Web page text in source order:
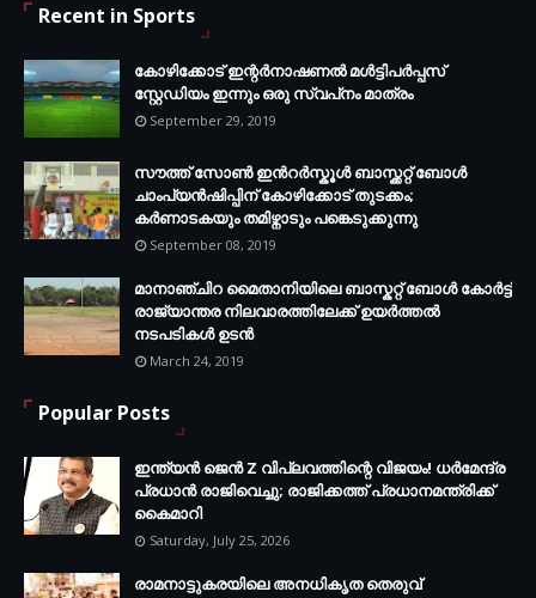
Recent in Sports
കോഴിക്കോട് ഇന്റര്‍നാഷണല്‍ മള്‍ട്ടിപര്‍പ്പസ്
സ്റ്റേഡിയം ഇന്നും ഒരു സ്വപ്‌നം മാത്രം
September 29, 2019
സൗത്ത് സോണ്‍ ഇന്‍റര്‍സ്കൂള്‍ ബാസ്ക്കറ്റ് ബോൾ
ചാംപ്യന്‍ഷിപ്പിന് കോഴിക്കോട് തുടക്കം;
കർണാടകയും തമിഴ്നാടും പങ്കെടുക്കുന്നു
September 08, 2019
മാനാഞ്ചിറ മൈതാനിയിലെ ബാസ്കറ്റ് ബോള്‍ കോര്‍ട്ട്
രാജ്യാന്തര നിലവാരത്തിലേക്ക് ഉയര്‍ത്തൽ
നടപടികള്‍ ഉടന്‍
March 24, 2019
Popular Posts
ഇന്ത്യൻ ജെൻ Z വിപ്ലവത്തിന്റെ വിജയം! ധർമേന്ദ്ര
പ്രധാൻ രാജിവെച്ചു; രാജിക്കത്ത് പ്രധാനമന്ത്രിക്ക്
കൈമാറി
Saturday, July 25, 2026
രാമനാട്ടുകരയിലെ അനധികൃത തെരുവ്